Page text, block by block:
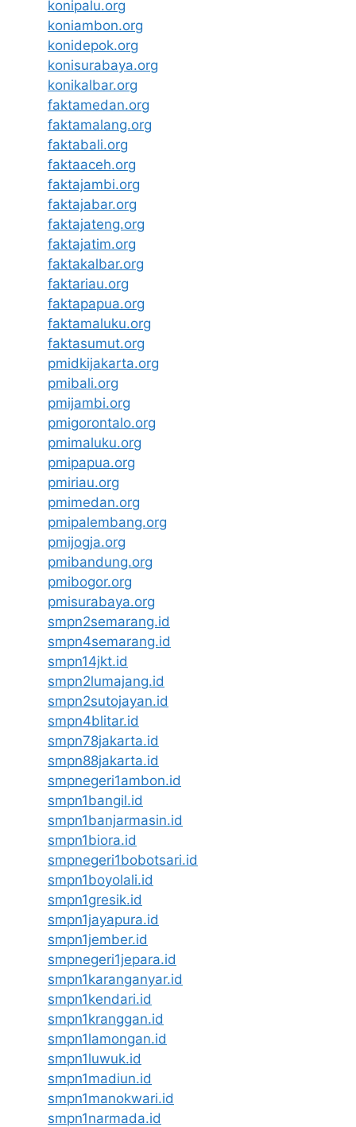
konipalu.org
koniambon.org
konidepok.org
konisurabaya.org
konikalbar.org
faktamedan.org
faktamalang.org
faktabali.org
faktaaceh.org
faktajambi.org
faktajabar.org
faktajateng.org
faktajatim.org
faktakalbar.org
faktariau.org
faktapapua.org
faktamaluku.org
faktasumut.org
pmidkijakarta.org
pmibali.org
pmijambi.org
pmigorontalo.org
pmimaluku.org
pmipapua.org
pmiriau.org
pmimedan.org
pmipalembang.org
pmijogja.org
pmibandung.org
pmibogor.org
pmisurabaya.org
smpn2semarang.id
smpn4semarang.id
smpn14jkt.id
smpn2lumajang.id
smpn2sutojayan.id
smpn4blitar.id
smpn78jakarta.id
smpn88jakarta.id
smpnegeri1ambon.id
smpn1bangil.id
smpn1banjarmasin.id
smpn1biora.id
smpnegeri1bobotsari.id
smpn1boyolali.id
smpn1gresik.id
smpn1jayapura.id
smpn1jember.id
smpnegeri1jepara.id
smpn1karanganyar.id
smpn1kendari.id
smpn1kranggan.id
smpn1lamongan.id
smpn1luwuk.id
smpn1madiun.id
smpn1manokwari.id
smpn1narmada.id